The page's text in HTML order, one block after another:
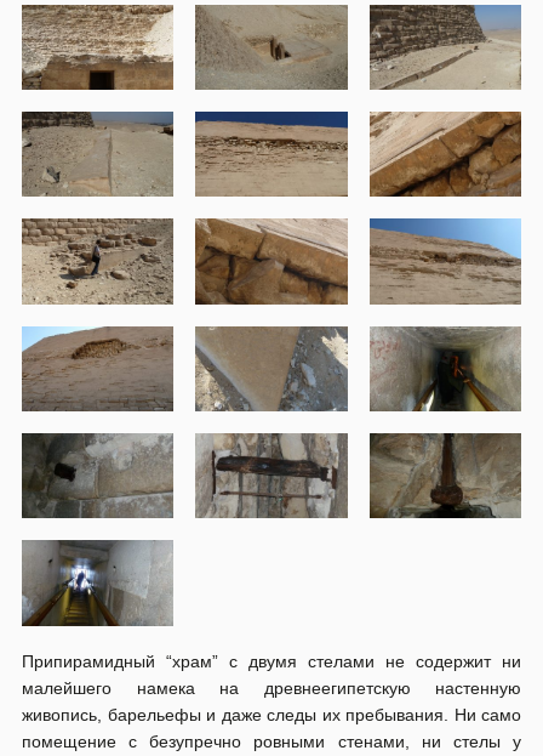
Припирамидный “храм” с двумя стелами не содержит ни
малейшего намека на древнеегипетскую настенную
живопись, барельефы и даже следы их пребывания. Ни само
помещение с безупречно ровными стенами, ни стелы у